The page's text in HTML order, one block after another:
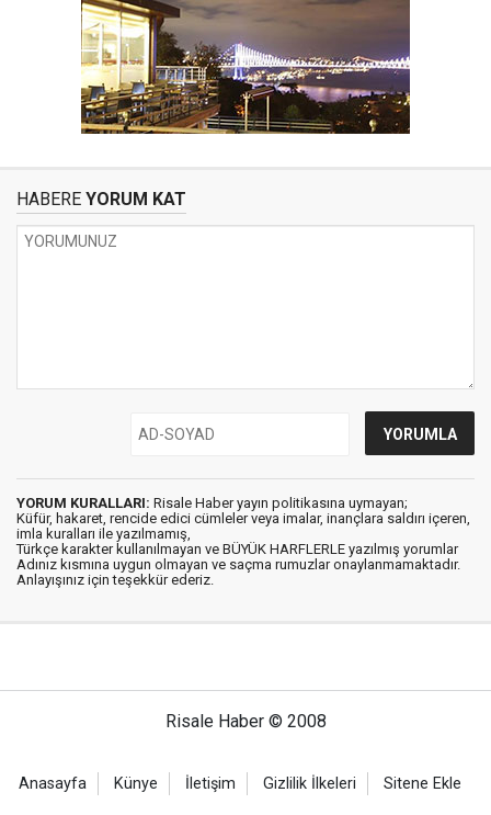
HABERE YORUM KAT
YORUM KURALLARI: Risale Haber yayın politikasına uymayan;
Küfür, hakaret, rencide edici cümleler veya imalar, inançlara saldırı içeren,
imla kuralları ile yazılmamış,
Türkçe karakter kullanılmayan ve BÜYÜK HARFLERLE yazılmış yorumlar
Adınız kısmına uygun olmayan ve saçma rumuzlar onaylanmamaktadır.
Anlayışınız için teşekkür ederiz.
Risale Haber © 2008
Anasayfa Künye İletişim Gizlilik İlkeleri Sitene Ekle